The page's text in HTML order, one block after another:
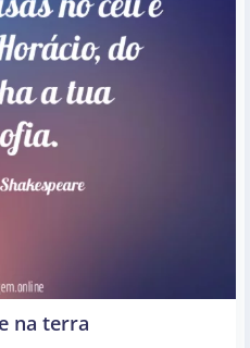
na terra